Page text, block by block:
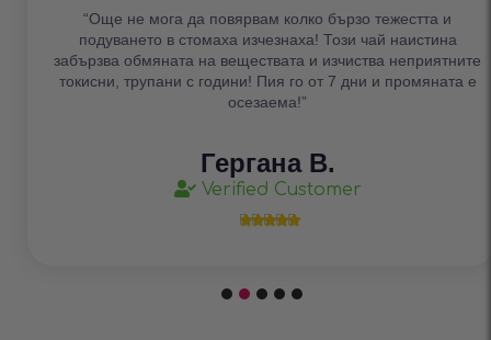
“Още не мога да повярвам колко бързо тежестта и
подуването в стомаха изчезнаха! Този чай наистина
забързва обмяната на веществата и изчиства неприятните
токисни, трупани с години! Пия го от 7 дни и промяната е
осезаема!”
Гергана В.
Verified Customer
    